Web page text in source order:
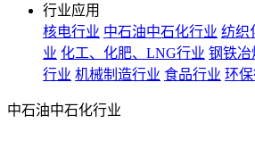
行业应用
核电行业 中石油中石化行业 纺织
业 化工、化肥、LNG行业 钢铁冶
行业 机械制造行业 食品行业 环
中石油中石化行业